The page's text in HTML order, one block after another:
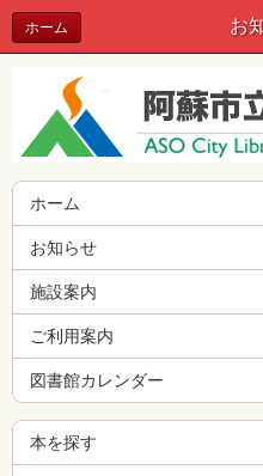
お
ホーム
ホーム
お知らせ
施設案内
ご利用案内
図書館カレンダー
本を探す